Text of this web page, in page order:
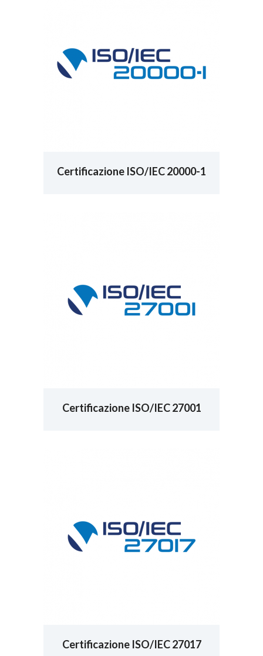
Certificazione ISO/IEC 20000-1
Certificazione ISO/IEC 27001
Certificazione ISO/IEC 27017